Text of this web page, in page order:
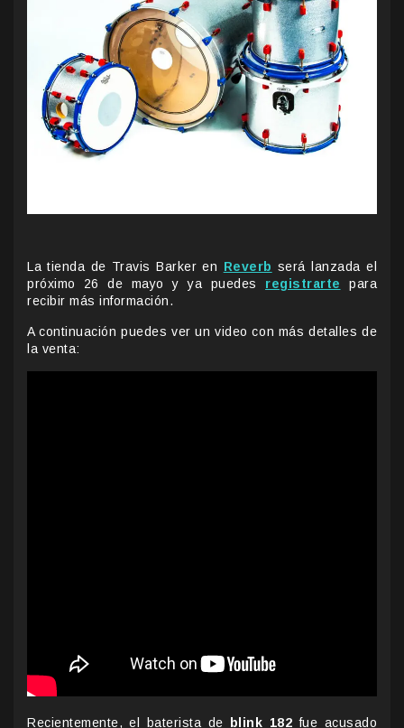
La tienda de Travis Barker en Reverb será lanzada el
próximo 26 de mayo y ya puedes registrarte
para
recibir más información.
A continuación puedes ver un video con más detalles de
la venta:
Recientemente, el baterista de blink 182 fue acusado